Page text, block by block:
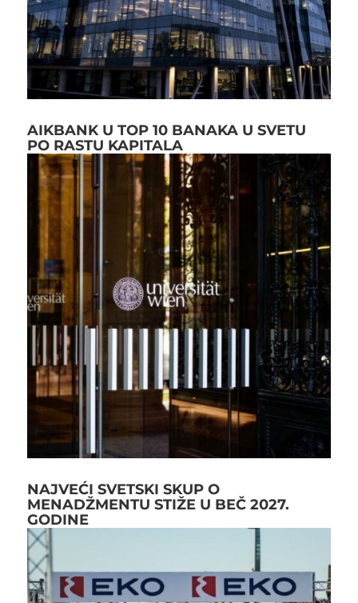
AIKBANK U TOP 10 BANAKA U SVETU
PO RASTU KAPITALA
NAJVEĆI SVETSKI SKUP O
MENADŽMENTU STIŽE U BEČ 2027.
GODINE